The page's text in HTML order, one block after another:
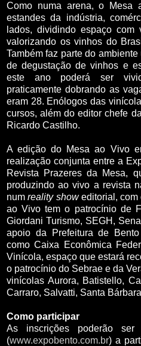
Como numa arena, o Mesa
estandes da indústria,
lados, dividindo espaço com
valorizando os vinhos do
Também faz parte do
de degustação de vinhos e
este ano poderá ser
praticamente dobrando as
eram 28. Enólogos das
cursos, além do editor chefe
Ricardo Castilho.
A edição do Mesa ao Vivo
realização conjunta entre a
Revista Prazeres da Mesa,
produzindo ao vivo a revista
numreality showeditorial, com
ao Vivo tem o patrocínio de
Giordani Turismo, SEGH,
apoio da Prefeitura de
como Caixa Econômica
Vinícola, espaço que estará
o patrocínio do Sebrae e da
vinícolas Aurora, Batistello,
Carraro, Salvatti, Santa
Como participar
As inscrições poderão
(www.expobento.com.br) a